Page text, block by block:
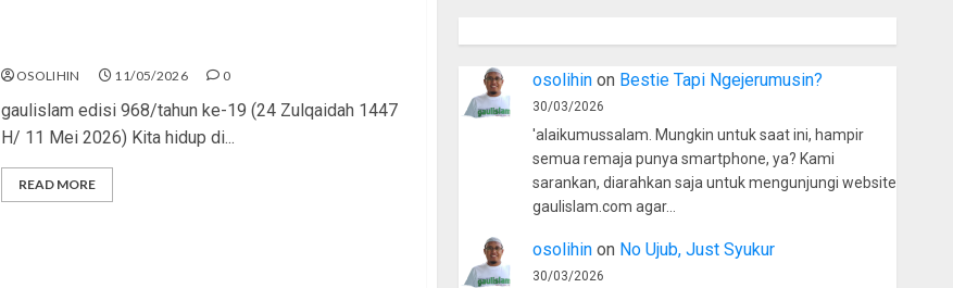
OSOLIHIN 11/05/2026 0
gaulislam edisi 968/tahun ke-19 (24 Zulqaidah 1447
H/ 11 Mei 2026) Kita hidup di...
READ MORE
osolihinon Bestie Tapi Ngejerumusin?
30/03/2026
'alaikumussalam. Mungkin untuk saat ini, hampir
semua remaja punya smartphone, ya? Kami
sarankan, diarahkan saja untuk mengunjungi website
gaulislam.com agar…
osolihinon No Ujub, Just Syukur
30/03/2026